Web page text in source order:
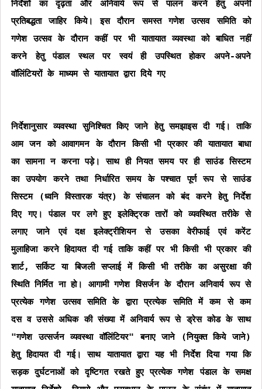
निर्देशों का दृढ़ता और अनिवार्य रूप से पालन करने हेतु अपनी
प्रतिबद्धता जाहिर किये। इस दौरान समस्त गणेश उत्सव समिति को
गणेश उत्सव के दौरान कहीं पर भी यातायात व्यवस्था को बाधित नहीं
करने हेतु पंडाल स्थल पर स्वयं ही उपस्थित होकर अपने-अपने
वॉलिंटियरों के माध्यम से यातायात द्वारा दिये गए
निर्देशानुसार व्यवस्था सुनिश्चित किए जाने हेतु समझाइस दी गई। ताकि
आम जन को आवागमन के दौरान किसी भी प्रकार की यातायात बाधा
का सामना न करना पड़े। साथ ही नियत समय पर ही साउंड सिस्टम
का उपयोग करने तथा निर्धारित समय के पश्चात पूर्ण रूप से साउंड
सिस्टम (ध्वनि विस्तारक यंत्र) के संचालन को बंद करने हेतु निर्देश
दिए गए। पंडाल पर लगे हुए इलेक्ट्रिक तारों को व्यवस्थित तरीके से
लगाए जाने एवं दक्ष इलेक्ट्रीशियन से उसका वेरीफाई एवं करेंट
मुलाहिजा करने हिदायत दी गई ताकि कहीं पर भी किसी भी प्रकार की
शार्ट, सर्किट या बिजली सप्लाई में किसी भी तरीके का असुरक्षा की
स्थिति निर्मित ना हो। आगामी गणेश विसर्जन के दौरान अनिवार्य रूप से
प्रत्येक गणेश उत्सव समिति के द्वारा प्रत्येक समिति में कम से कम
दस व उससे अधिक की संख्या में अनिवार्य रूप से ड्रेस कोड के साथ
"गणेश उत्सर्जन व्यवस्था वॉलिंटियर" बनाए जाने (नियुक्त किये जाने)
हेतु हिदायत दी गई। साथ यातायात द्वारा यह भी निर्देश दिया गया कि
सड़क दुर्घटनाओं को दृष्टिगत रखते हुए प्रत्येक गणेश पंडाल के समक्ष